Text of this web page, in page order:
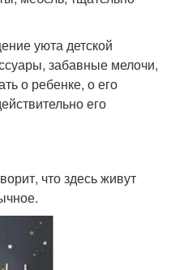
уюта детской
забавные мелочи,
о ребенке, о его
его
что здесь живут